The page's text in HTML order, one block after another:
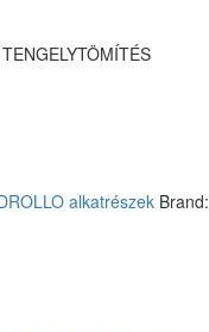
alkatrészek Brand: